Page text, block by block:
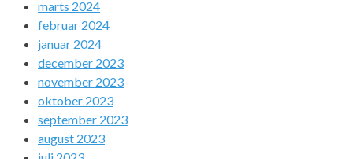
marts 2024
februar 2024
januar 2024
december 2023
november 2023
oktober 2023
september 2023
august 2023